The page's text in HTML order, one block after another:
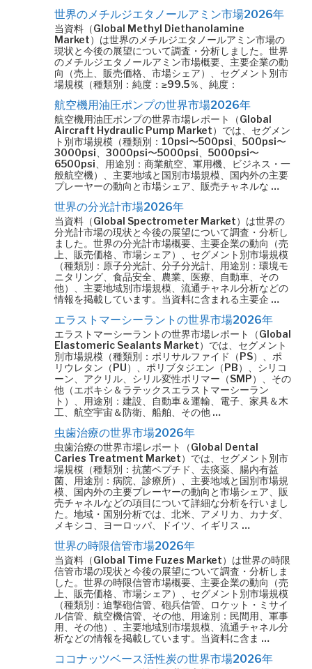
世界のメチルジエタノールアミン市場2026年
当資料（Global Methyl Diethanolamine
Market）は世界のメチルジエタノールアミン市場の
現状と今後の展望について調査・分析しました。世界
のメチルジエタノールアミン市場概要、主要企業の動
向（売上、販売価格、市場シェア）、セグメント別市
場規模（種類別：純度：≥99.5％、純度：
航空機用油圧ポンプの世界市場2026年
航空機用油圧ポンプの世界市場レポート（Global
Aircraft Hydraulic Pump Market）では、セグメン
ト別市場規模（種類別：10psi〜500psi、500psi〜
3000psi、3000psi〜5000psi、5000psi〜
6500psi、用途別：商業航空、軍用機、ビジネス・一
般航空機）、主要地域と国別市場規模、国内外の主要
プレーヤーの動向と市場シェア、販売チャネルな …
世界の分光計市場2026年
当資料（Global Spectrometer Market）は世界の
分光計市場の現状と今後の展望について調査・分析し
ました。世界の分光計市場概要、主要企業の動向（売
上、販売価格、市場シェア）、セグメント別市場規模
（種類別：原子分光計、分子分光計、用途別：環境モ
ニタリング、食品安全、農業、医療、自動車、その
他）、主要地域別市場規模、流通チャネル分析などの
情報を掲載しています。当資料に含まれる主要企 …
エラストマーシーラントの世界市場2026年
エラストマーシーラントの世界市場レポート（Global
Elastomeric Sealants Market）では、セグメント
別市場規模（種類別：ポリサルファイド（PS）、ポ
リウレタン（PU）、ポリブタジエン（PB）、シリコ
ーン、アクリル、シリル変性ポリマー（SMP）、その
他（エポキシ＆ラテックスエラストマーシーラン
ト）、用途別：建設、自動車＆運輸、電子、家具＆木
工、航空宇宙＆防衛、船舶、その他 …
虫歯治療の世界市場2026年
虫歯治療の世界市場レポート（Global Dental
Caries Treatment Market）では、セグメント別市
場規模（種類別：抗菌ペプチド、去痰薬、腸内有益
菌、用途別：病院、診療所）、主要地域と国別市場規
模、国内外の主要プレーヤーの動向と市場シェア、販
売チャネルなどの項目について詳細な分析を行いまし
た。地域・国別分析では、北米、アメリカ、カナダ、
メキシコ、ヨーロッパ、ドイツ、イギリス …
世界の時限信管市場2026年
当資料（Global Time Fuzes Market）は世界の時限
信管市場の現状と今後の展望について調査・分析しま
した。世界の時限信管市場概要、主要企業の動向（売
上、販売価格、市場シェア）、セグメント別市場規模
（種類別：迫撃砲信管、砲兵信管、ロケット・ミサイ
ル信管、航空機信管、その他、用途別：民間用、軍事
用、その他）、主要地域別市場規模、流通チャネル分
析などの情報を掲載しています。当資料に含ま …
ココナッツベース活性炭の世界市場2026年